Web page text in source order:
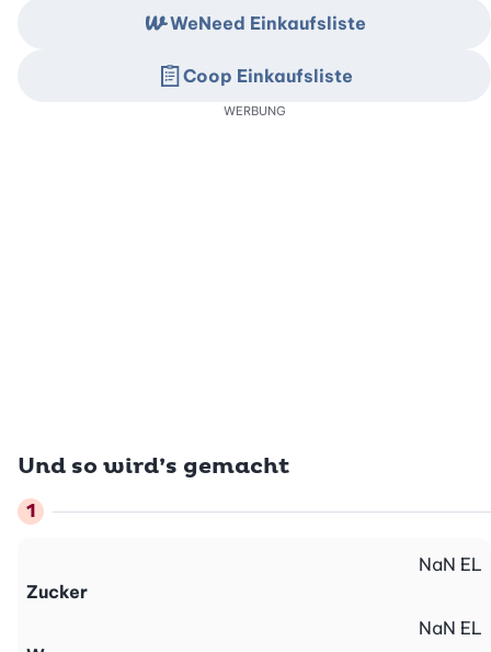
Und so wird’s gemacht
Zucker
NaN EL
NaN EL
WeNeed Einkaufsliste
Coop Einkaufsliste
WERBUNG